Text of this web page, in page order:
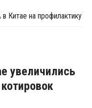
Китае на профилактику
увеличились